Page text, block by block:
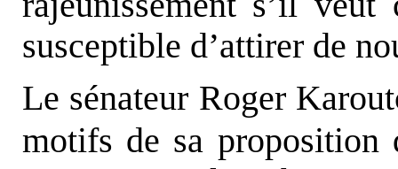
susceptible d’attirer de
Le sénateur Roger
motifs de sa